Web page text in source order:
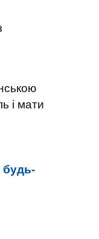
і мати
будь-